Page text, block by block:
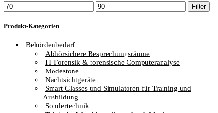
Min.
Preis
Max.
Preis
Filter
Produkt-Kategorien
Behördenbedarf
Abhörsichere Besprechungsräume
IT Forensik & forensische Computeranalyse
Modestone
Nachtsichtgeräte
Smart Glasses und Simulatoren für Training und
Ausbildung
Sondertechnik